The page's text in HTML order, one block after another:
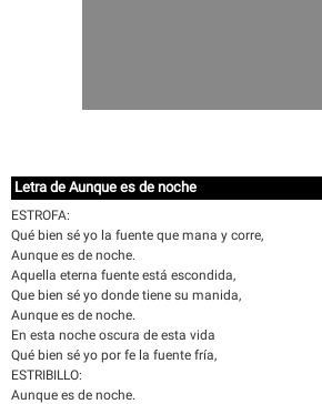
Letra de Aunque es de noche
ESTROFA:
Qué bien sé yo la fuente que mana y corre,
Aunque es de noche.
Aquella eterna fuente está escondida,
Que bien sé yo donde tiene su manida,
Aunque es de noche.
En esta noche oscura de esta vida
Qué bien sé yo por fe la fuente fría,
ESTRIBILLO:
Aunque es de noche.